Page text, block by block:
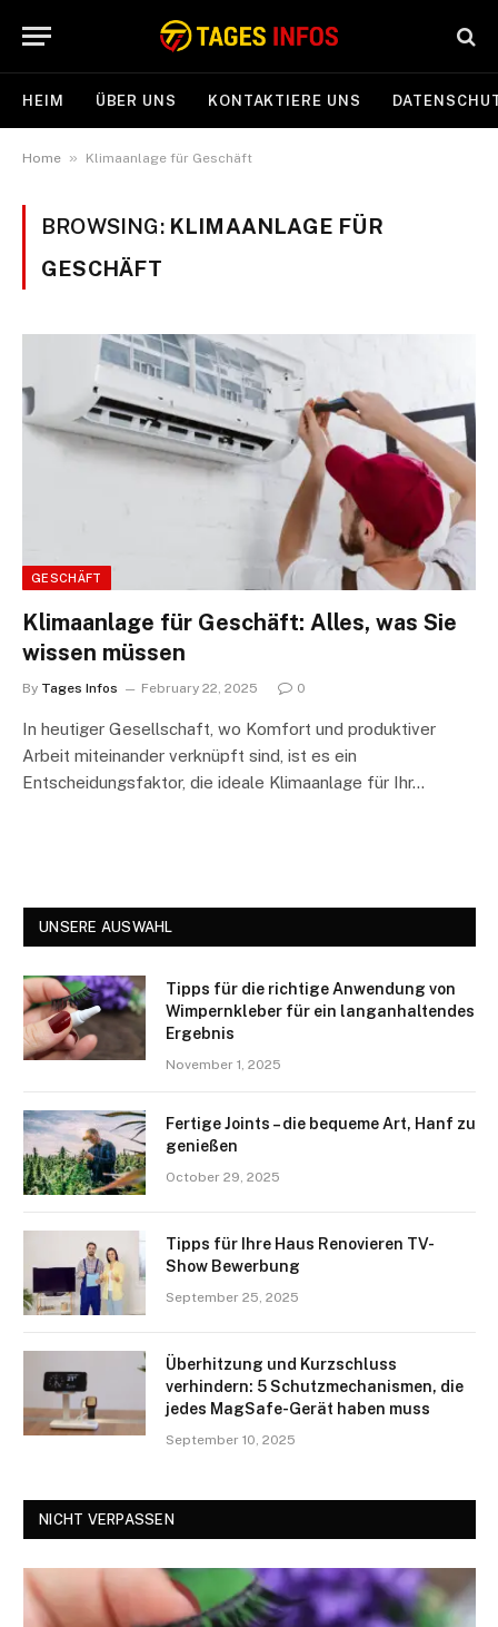
HEIM ÜBER UNS KONTAKTIERE UNS
Home » Klimaanlage für Geschäft
BROWSING: KLIMAANLAGE FÜR
GESCHÄFT
GESCHÄFT
Klimaanlage für Geschäft: Alles, was Sie
wissen müssen
By Tages Infos February 22, 2025 0
In heutiger Gesellschaft, wo Komfort und produktiver
Arbeit miteinander verknüpft sind, ist es ein
Entscheidungsfaktor, die ideale Klimaanlage für Ihr…
UNSERE AUSWAHL
Tipps für die richtige Anwendung von
Wimpernkleber für ein langanhaltendes
Ergebnis
November 1, 2025
Fertige Joints – die bequeme Art, Hanf zu
genießen
October 29, 2025
Tipps für Ihre Haus Renovieren TV-
Show Bewerbung
September 25, 2025
Überhitzung und Kurzschluss
verhindern: 5 Schutzmechanismen, die
jedes MagSafe-Gerät haben muss
September 10, 2025
NICHT VERPASSEN